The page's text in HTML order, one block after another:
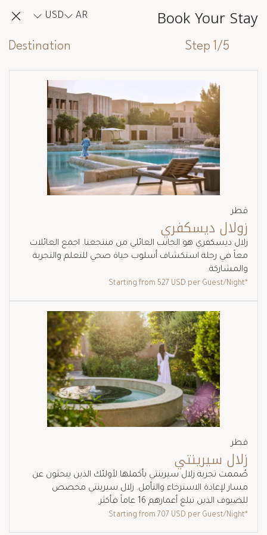
Book Your Stay
AR
USD
Step 1/5
Destination
قطر
زولال ديسكفري
زلال ديسكفري هو الجانب العائلي من منتجعنا. اجمع العائلات
معاً في رحلة استكشاف أسلوب حياة صحي للتعلم والتجربة
والمشاركة.
*Starting from
527 USD per Guest/Night
قطر
زلال سيرينتي
صُممت تجربة زلال سيرينتي بأكملها لأولئك الذين يبحثون عن
مسار لإعادة الاسترخاء والتأمل. زلال سيرينتي مخصص
للضيوف الذين تبلغ أعمارهم 16 عاماً فأكثر.
*Starting from
707 USD per Guest/Night